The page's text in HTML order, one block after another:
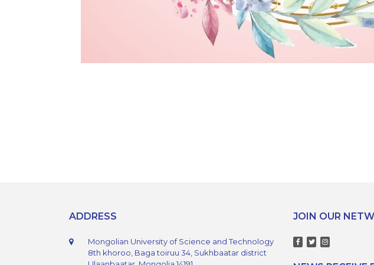
ADDRESS
Mongolian University of Science and Technology
8th khoroo, Baga toiruu 34, Sukhbaatar district
JOIN OUR